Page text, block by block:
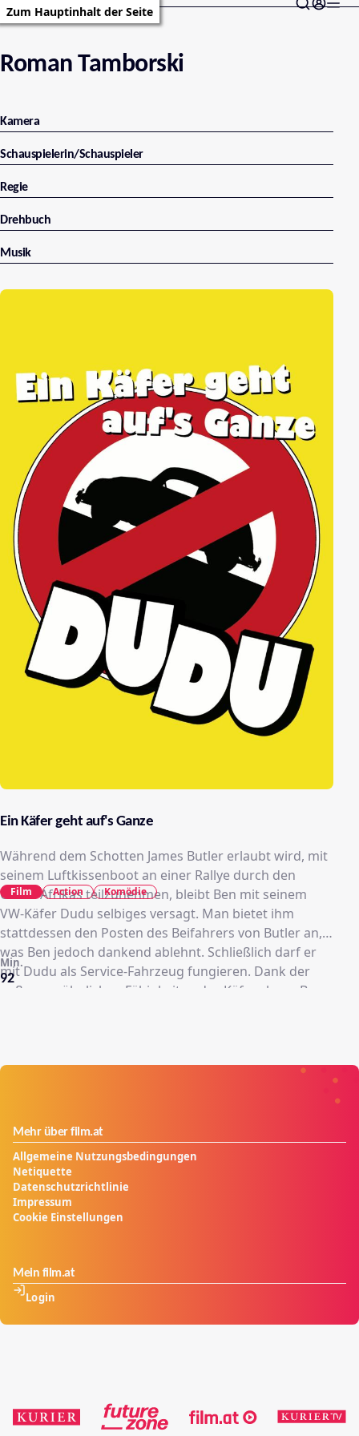
Zum Hauptinhalt der Seite
Roman Tamborski
Kamera
Schauspielerin/Schauspieler
Regie
Drehbuch
Musik
Ein Käfer geht auf's Ganze
Während dem Schotten James Butler erlaubt wird, mit
seinem Luftkissenboot an einer Rallye durch den
Osten Afrikas teilzunehmen, bleibt Ben mit seinem
VW-Käfer Dudu selbiges versagt. Man bietet ihm
stattdessen den Posten des Beifahrers von Butler an,
was Ben jedoch dankend ablehnt. Schließlich darf er
mit Dudu als Service-Fahrzeug fungieren. Dank der
außergewöhnlichen Fähigkeiten des Käfers kann Ben
92
Min.
Film Action Komödie
Mehr über film.at
Allgemeine Nutzungsbedingungen
Netiquette
Datenschutzrichtlinie
Impressum
Cookie Einstellungen
Mein film.at
Login